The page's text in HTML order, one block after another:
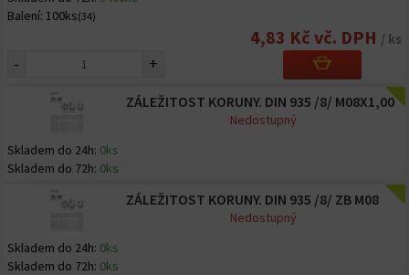
Balení: 100ks(34)
4,83 Kč vč. DPH / ks
- +
ZÁLEŽITOST KORUNY. DIN 935 /8/ M08X1,00
Skladem do 24h: 0ks
Skladem do 72h: 0ks
Nedostupný
ZÁLEŽITOST KORUNY. DIN 935 /8/ ZB M08
Skladem do 24h: 0ks
Skladem do 72h: 0ks
Nedostupný